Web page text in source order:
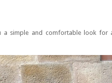
simple and comfortable look for